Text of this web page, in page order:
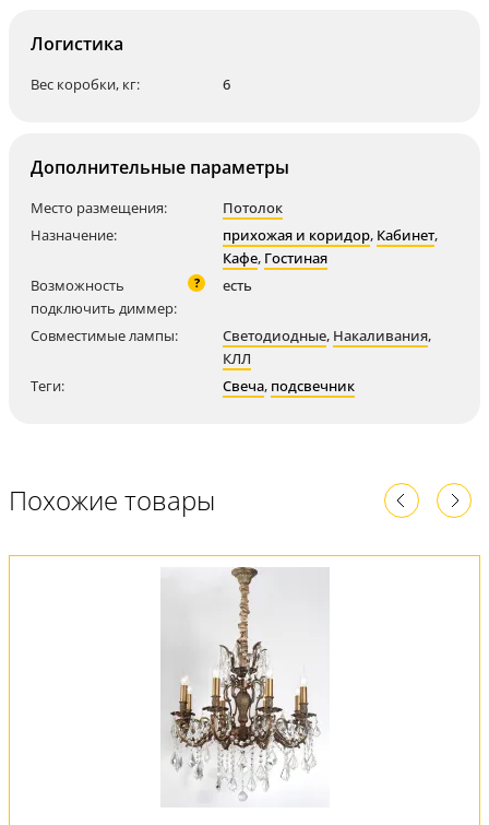
Логистика
Вес коробки, кг: 6
Дополнительные параметры
Место размещения:
Потолок
Назначение:
прихожая и коридор, Кабинет,
Кафе, Гостиная
Возможность
подключить диммер:
? есть
Совместимые лампы: Светодиодные, Накаливания,
КЛЛ
Теги:
Свеча, подсвечник
Похожие товары